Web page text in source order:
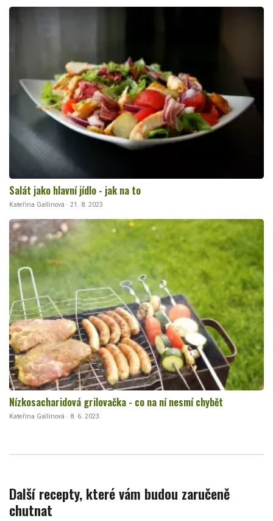
Salát jako hlavní jídlo - jak na to
Kateřina Gallinová · 21. 8. 2023
Nízkosacharidová grilovačka - co na ní nesmí chybět
Kateřina Gallinová · 8. 6. 2023
Další recepty, které vám budou zaručeně
chutnat